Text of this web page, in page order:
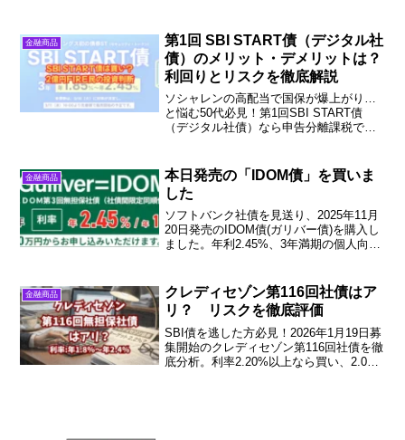
を守りたい方は必見です！
金融商品
第1回 SBI START債（デジタル社
債）のメリット・デメリットは？
利回りとリスクを徹底解説
ソシャレンの高配当で国保が爆上がり…
と悩む50代必見！第1回SBI START債
（デジタル社債）なら申告分離課税で国
トを徹底解説。続きをチェック！
金融商品
本日発売の「IDOM債」を買いま
した
ソフトバンク社債を見送り、2025年11月
20日発売のIDOM債(ガリバー債)を購入し
ました。年利2.45%、3年満期の個人向け
説。BBB+格付けで最適な投資先と判断し
ました。
金融商品
クレディセゾン第116回社債はア
リ？ リスクを徹底評価
SBI債を逃した方必見！2026年1月19日募
集開始のクレディセゾン第116回社債を徹
底分析。利率2.20%以上なら買い、2.00%